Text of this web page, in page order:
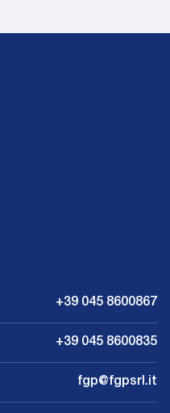
+39 045 8600867
+39 045 8600835
fgp@fgpsrl.it